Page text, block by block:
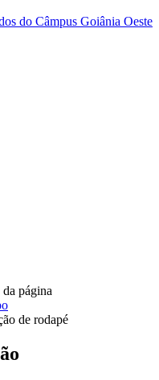
do Câmpus Goiânia Oeste
página
de rodapé